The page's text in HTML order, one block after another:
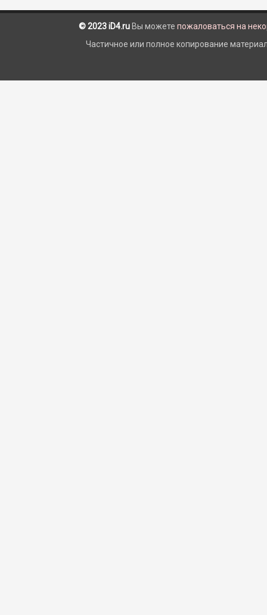
© 2023 iD4.ruВы можете пожаловаться на
Частичное или полное копирование